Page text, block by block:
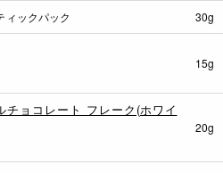
ックパック 30g
15g
チョコレート フレーク(ホワイ
20g